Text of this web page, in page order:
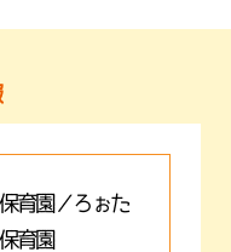
育園／ろぉた
育園